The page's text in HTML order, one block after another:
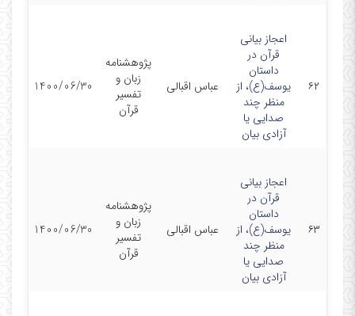
۶۲
اعجاز بیانی
قرآن در
داستان
یوسف(ع)، از
منظر چند
صدایی یا
آزادی بیان
عباس اقبالی
پژوهشنامه
زبان و
تفسیر
قرآن
1400/06/30
۶۳
اعجاز بیانی
قرآن در
داستان
یوسف(ع)، از
منظر چند
صدایی یا
آزادی بیان
عباس اقبالی
پژوهشنامه
زبان و
تفسیر
قرآن
1400/06/30